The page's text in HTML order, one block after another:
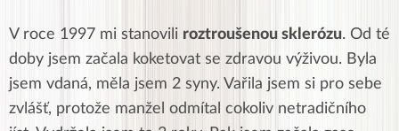
V roce 1997 mi stanovili roztroušenou sklerózu. Od té
doby jsem začala koketovat se zdravou výživou. Byla
jsem vdaná, měla jsem 2 syny. Vařila jsem si pro sebe
zvlášť, protože manžel odmítal cokoliv netradičního